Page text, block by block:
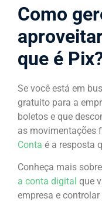
Como
que é
Se você está em
gratuito para a
boletos e que
as movimentações
Conta é a resposta
Conheça mais
a conta digital que
empresa e